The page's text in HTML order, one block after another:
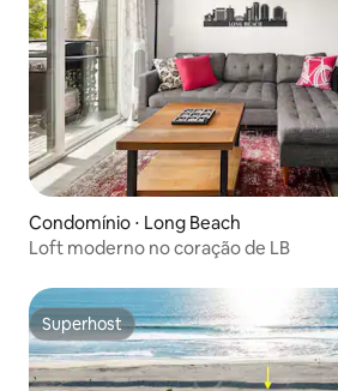
Condomínio ⋅ Long Beach
Loft moderno no coração de LB
Superhost
Superhost